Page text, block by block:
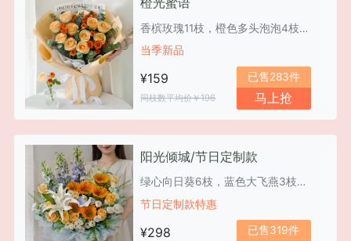
香槟玫瑰11枝，橙色多头泡泡4枝，尤加利叶18枝
当季新品
¥159
同枝数平均价￥196
已售283件
马上抢
阳光倾城/节日定制款
绿心向日葵6枝，蓝色大飞燕3枝，白色香水百合2枝
节日定制款特惠
¥298 已售319件